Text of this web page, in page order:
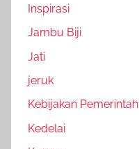
Inspirasi
Jambu Biji
Jati
jeruk
Kebijakan Pemerintah
Kedelai